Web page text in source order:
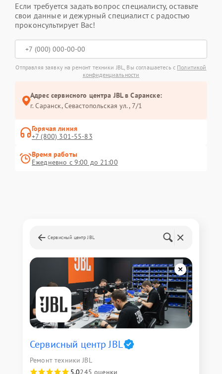
Если требуется задать вопрос специалисту, оставьте
свои данные и дежурный специалист с радостью
проконсультирует Вас!
Отправляя заявку на ремонт техники JBL, Вы соглашаетесь с Политикой
конфиденциальности
Адрес сервисного центра JBL в Саранске:
г. Саранск, Севастопольская ул., 7/1
Горячая линия
+7 (800) 301-55-83
Время работы
Ежедневно с 9:00 до 21:00
Сервисный центр JBL
Сервисный центр JBL
Ремонт техники JBL
5,0245 оценки